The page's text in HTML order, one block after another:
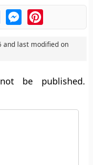
FacebookMessengerPinterest
and last modified on
be published.